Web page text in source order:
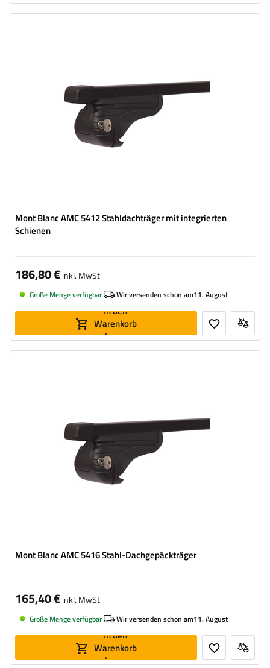
Mont Blanc AMC 5412 Stahldachträger mit integrierten
Schienen
186,80 €inkl. MwSt
Große Menge verfügbar Wir versenden schon am11. August
In den
Warenkorb
legen
Mont Blanc AMC 5416 Stahl-Dachgepäckträger
165,40 €inkl. MwSt
Große Menge verfügbar Wir versenden schon am11. August
In den
Warenkorb
legen